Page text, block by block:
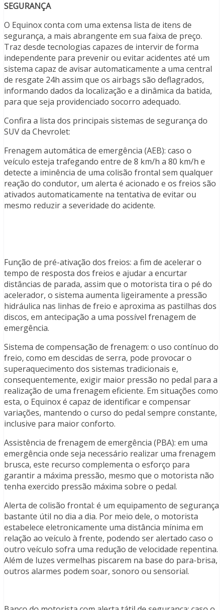
SEGURANÇA
O Equinox conta com uma extensa lista de itens de
segurança, a mais abrangente em sua faixa de preço.
Traz desde tecnologias capazes de intervir de forma
independente para prevenir ou evitar acidentes até um
sistema capaz de avisar automaticamente a uma central
de resgate 24h assim que os airbags são deflagrados,
informando dados da localização e a dinâmica da batida,
para que seja providenciado socorro adequado.
Confira a lista dos principais sistemas de segurança do
SUV da Chevrolet:
Frenagem automática de emergência (AEB): caso o
veículo esteja trafegando entre de 8 km/h a 80 km/h e
detecte a iminência de uma colisão frontal sem qualquer
reação do condutor, um alerta é acionado e os freios são
ativados automaticamente na tentativa de evitar ou
mesmo reduzir a severidade do acidente.
Função de pré-ativação dos freios: a fim de acelerar o
tempo de resposta dos freios e ajudar a encurtar
distâncias de parada, assim que o motorista tira o pé do
acelerador, o sistema aumenta ligeiramente a pressão
hidráulica nas linhas de freio e aproxima as pastilhas dos
discos, em antecipação a uma possível frenagem de
emergência.
Sistema de compensação de frenagem: o uso contínuo do
freio, como em descidas de serra, pode provocar o
superaquecimento dos sistemas tradicionais e,
consequentemente, exigir maior pressão no pedal para a
realização de uma frenagem eficiente. Em situações como
esta, o Equinox é capaz de identificar e compensar
variações, mantendo o curso do pedal sempre constante,
inclusive para maior conforto.
Assistência de frenagem de emergência (PBA): em uma
emergência onde seja necessário realizar uma frenagem
brusca, este recurso complementa o esforço para
garantir a máxima pressão, mesmo que o motorista não
tenha exercido pressão máxima sobre o pedal.
Alerta de colisão frontal: é um equipamento de segurança
bastante útil no dia a dia. Por meio dele, o motorista
estabelece eletronicamente uma distância mínima em
relação ao veículo à frente, podendo ser alertado caso o
outro veículo sofra uma redução de velocidade repentina.
Além de luzes vermelhas piscarem na base do para-brisa,
outros alarmes podem soar, sonoro ou sensorial.